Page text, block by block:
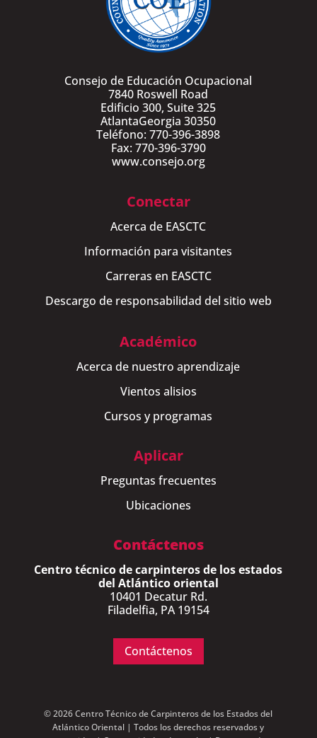
Consejo de Educación Ocupacional
7840 Roswell Road
Edificio 300, Suite 325
AtlantaGeorgia 30350
Teléfono: 770-396-3898
Fax: 770-396-3790
www.consejo.org
Conectar
Acerca de EASCTC
Información para visitantes
Carreras en EASCTC
Descargo de responsabilidad del sitio web
Académico
Acerca de nuestro aprendizaje
Vientos alisios
Cursos y programas
Aplicar
Preguntas frecuentes
Ubicaciones
Contáctenos
Centro técnico de carpinteros de los estados
del Atlántico oriental
10401 Decatur Rd.
Filadelfia, PA 19154
Contáctenos
© 2026 Centro Técnico de Carpinteros de los Estados del
Atlántico Oriental | Todos los derechos reservados y